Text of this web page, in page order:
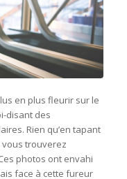
en plus fleurir sur le
disant des
Rien qu’en tapant
vous trouverez
photos ont envahi
face à cette fureur